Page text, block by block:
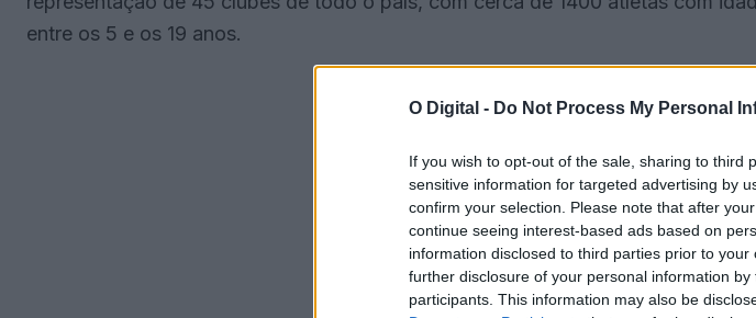
O Digital - Do Not Process My Personal
If you wish to opt-out of the sale, sharing to third
sensitive information for targeted advertising by
confirm your selection. Please note that after
continue seeing interest-based ads based on
information disclosed to third parties prior to
further disclosure of your personal information
participants. This information may also be
entre os 5 e os 19 anos.